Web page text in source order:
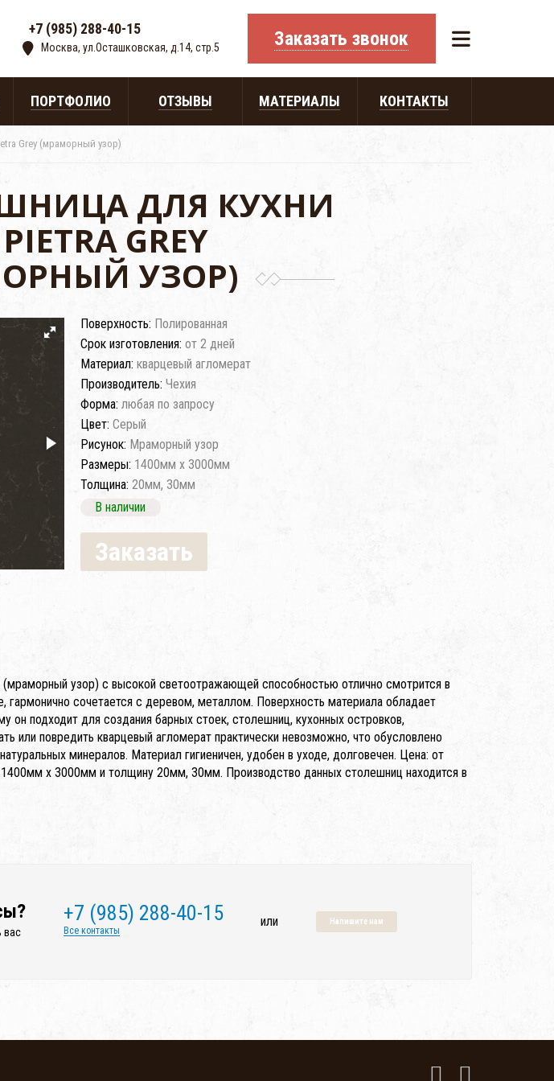
|+7 (985) 288-40-15
Москва, ул.Осташковская, д.14, стр.5 Заказать звонок
ПОРТФОЛИО ОТЗЫВЫ МАТЕРИАЛЫ КОНТАКТЫ
Grey (мраморный узор)
ДЛЯ КУХНИ
GREY
УЗОР)
Поверхность: Полированная
Срок изготовления: от 2 дней
Материал: кварцевый агломерат
Производитель: Чехия
Форма: любая по запросу
Цвет: Серый
Рисунок: Мраморный узор
Размеры: 1400мм x 3000мм
Толщина: 20мм, 30мм
В наличии
Заказать
узор) с высокой светоотражающей способностью отлично смотрится в
гармонично сочетается с деревом, металлом. Поверхность материала обладает
он подходит для создания барных стоек, столешниц, кухонных островков,
или повредить кварцевый агломерат практически невозможно, что обусловлено
минералов. Материал гигиеничен, удобен в уходе, долговечен. Цена: от
x 3000мм и толщину 20мм, 30мм. Производство данных столешниц находится в
вас
+7 (985) 288-40-15
Все контакты
или Напишите нам